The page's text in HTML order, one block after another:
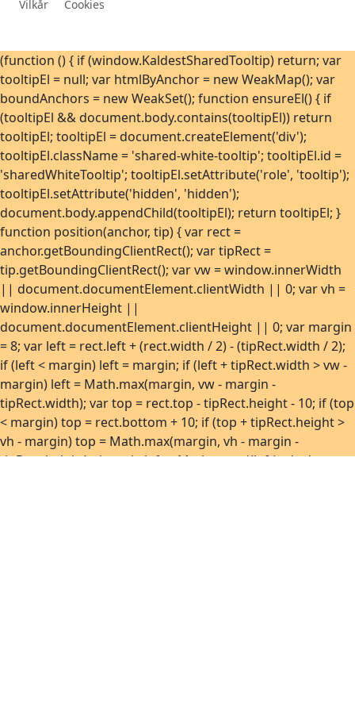
Uke 42
Uke 44
-17,6°C 1. nov. 2017
Uke 45
-25,9°C 10. nov. 2019
Uke 46
-25,8°C 11. nov. 2019
Uke 47
-24,7°C
22. nov. 2025
Uke 48
-24,6°C 30. nov. 2017
Uke 49
-22,7°C
2. des. 2025
Uke 50
-22,4°C 13. des. 2017
-24,1°C
23. des. 2023
Uke 52
-30,3°C 29. des. 2017
Uke 53
-13,6°C 2. jan. 2021
Vilkår
Cookies
(function () { if (window.KaldestSharedTooltip) return; var
tooltipEl = null; var htmlByAnchor = new WeakMap(); var
boundAnchors = new WeakSet(); function ensureEl() { if
(tooltipEl && document.body.contains(tooltipEl)) return
tooltipEl; tooltipEl = document.createElement('div');
tooltipEl.className = 'shared-white-tooltip'; tooltipEl.id =
'sharedWhiteTooltip'; tooltipEl.setAttribute('role', 'tooltip');
tooltipEl.setAttribute('hidden', 'hidden');
document.body.appendChild(tooltipEl); return tooltipEl; }
function position(anchor, tip) { var rect =
anchor.getBoundingClientRect(); var tipRect =
tip.getBoundingClientRect(); var vw = window.innerWidth
|| document.documentElement.clientWidth || 0; var vh =
window.innerHeight ||
document.documentElement.clientHeight || 0; var margin
= 8; var left = rect.left + (rect.width / 2) - (tipRect.width / 2);
if (left < margin) left = margin; if (left + tipRect.width > vw -
margin) left = Math.max(margin, vw - margin -
tipRect.width); var top = rect.top - tipRect.height - 10; if (top
< margin) top = rect.bottom + 10; if (top + tipRect.height >
vh - margin) top = Math.max(margin, vh - margin -
tipRect.height); tip.style.left = Math.round(left) + 'px';